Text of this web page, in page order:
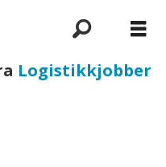
Logistikkjobber